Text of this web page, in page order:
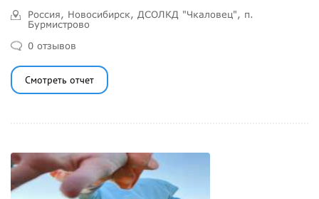
Россия, Новосибирск, ДСОЛКД "Чкаловец", п.
Бурмистрово
0 отзывов
Смотреть отчет